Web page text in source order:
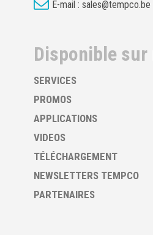
E-mail : sales@tempco.be
Disponible
SERVICES
PROMOS
APPLICATIONS
VIDEOS
TÉLÉCHARGEMENT
NEWSLETTERS TEMPCO
PARTENAIRES